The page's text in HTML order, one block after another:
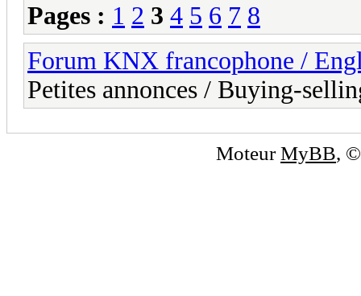
Pages : 1 2 3 4 5 6 7 8
Forum KNX francophone /
Petites annonces / Buying-
MoteurMyBB,